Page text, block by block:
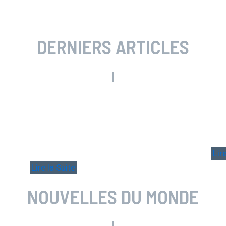
DERNIERS ARTICLES
Lire la Suite
NOUVELLES DU MONDE